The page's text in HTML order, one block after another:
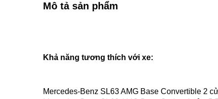
Mô tả sản phẩm
Khả năng tương thích với xe:
Mercedes-Benz SL63 AMG Base Convertible 2